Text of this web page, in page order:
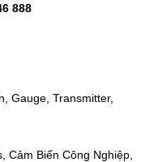
888
Gauge, Transmitter,
Cảm Biến Công Nghiệp,